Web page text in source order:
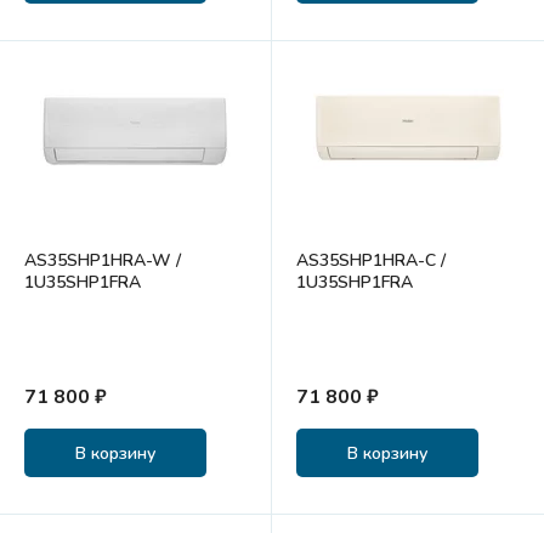
AS35SHP1HRA-W /
1U35SHP1FRA
71 800 ₽
В корзину
AS35SHP1HRA-C /
1U35SHP1FRA
71 800 ₽
В корзину